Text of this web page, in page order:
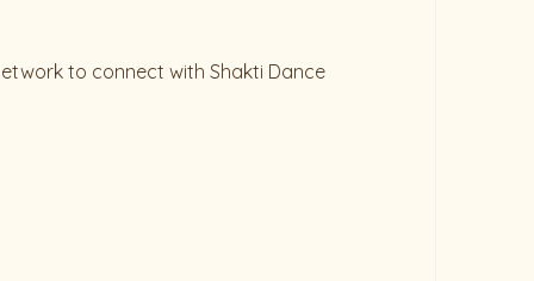
to connect with Shakti Dance